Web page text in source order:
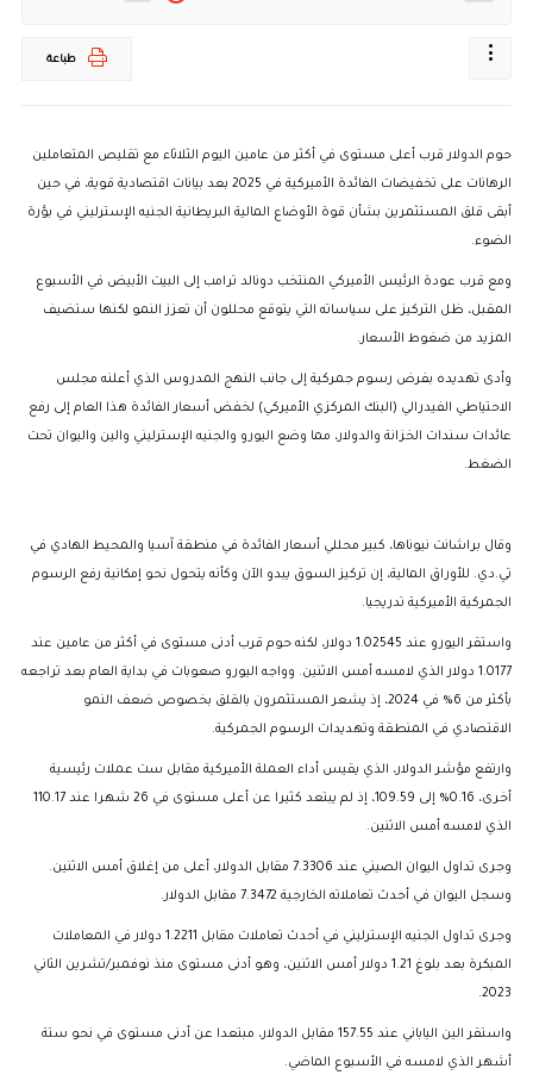
طباعة
حوم الدولار قرب أعلى مستوى في أكثر من عامين اليوم الثلاثاء مع تقليص المتعاملين
الرهانات على تخفيضات الفائدة الأميركية في 2025 بعد بيانات اقتصادية قوية، في حين
أبقى قلق المستثمرين بشأن قوة الأوضاع المالية البريطانية الجنيه الإسترليني في بؤرة
الضوء.
ومع قرب عودة الرئيس الأميركي المنتخب دونالد ترامب إلى البيت الأبيض في الأسبوع
المقبل، ظل التركيز على سياساته التي يتوقع محللون أن تعزز النمو لكنها ستضيف
المزيد من ضغوط الأسعار.
وأدى تهديده بفرض رسوم جمركية إلى جانب النهج المدروس الذي أعلنه مجلس
الاحتياطي الفيدرالي (البنك المركزي الأميركي) لخفض أسعار الفائدة هذا العام إلى رفع
عائدات سندات الخزانة والدولار، مما وضع اليورو والجنيه الإسترليني والين واليوان تحت
الضغط.
وقال براشانت نيوناها، كبير محللي أسعار الفائدة في منطقة آسيا والمحيط الهادي في
تي.دي. للأوراق المالية، إن تركيز السوق يبدو الآن وكأنه يتحول نحو إمكانية رفع الرسوم
الجمركية الأميركية تدريجيا.
واستقر اليورو عند 1.02545 دولار، لكنه حوم قرب أدنى مستوى في أكثر من عامين عند
1.0177 دولار الذي لامسه أمس الاثنين. وواجه اليورو صعوبات في بداية العام بعد تراجعه
بأكثر من 6% في 2024، إذ يشعر المستثمرون بالقلق بخصوص ضعف النمو
الاقتصادي في المنطقة وتهديدات الرسوم الجمركية.
وارتفع مؤشر الدولار، الذي يقيس أداء العملة الأميركية مقابل ست عملات رئيسية
أخرى، 0.16% إلى 109.59، إذ لم يبتعد كثيرا عن أعلى مستوى في 26 شهرا عند 110.17
الذي لامسه أمس الاثنين.
وجرى تداول اليوان الصيني عند 7.3306 مقابل الدولار، أعلى من إغلاق أمس الاثنين.
وسجل اليوان في أحدث تعاملاته الخارجية 7.3472 مقابل الدولار.
وجرى تداول الجنيه الإسترليني في أحدث تعاملات مقابل 1.2211 دولار في المعاملات
المبكرة بعد بلوغ 1.21 دولار أمس الاثنين، وهو أدنى مستوى منذ نوفمبر/تشرين الثاني
2023.
واستقر الين الياباني عند 157.55 مقابل الدولار، مبتعدا عن أدنى مستوى في نحو ستة
أشهر الذي لامسه في الأسبوع الماضي.